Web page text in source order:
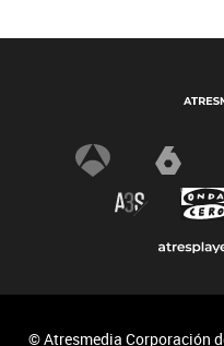
© Atresmedia Corporación